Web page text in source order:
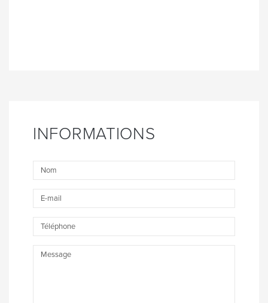
INFORMATIONS
Nom
Téléphone
Message